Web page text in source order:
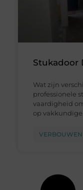
Stukadoor
Wat zijn
professionele
vaardigheid
op
VERBOUWEN